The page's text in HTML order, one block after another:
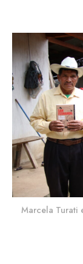
Marcela Turati